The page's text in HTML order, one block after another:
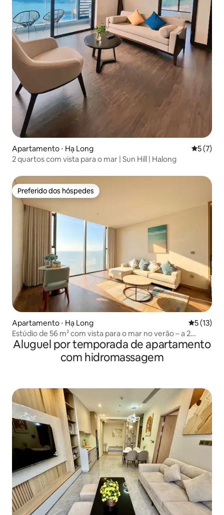
Apartamento ⋅ Hạ Long 5 de
5 (7)
2 quartos com vista para o mar | Sun Hill | Halong
Preferido dos hóspedes
Preferido dos hóspedes
Apartamento ⋅ Hạ Long 5 de uma
5 (13)
Estúdio de 56 m² com vista para o mar no verão – a 2
minutos da praia
Aluguel por temporada de apartamento
com hidromassagem